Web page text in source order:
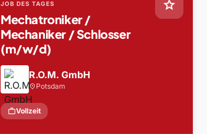
star
JOB DES TAGES
Mechatroniker /
Mechaniker / Schlosser
(m/w/d)
R.O.M. GmbH
location_on Potsdam
workVollzeit